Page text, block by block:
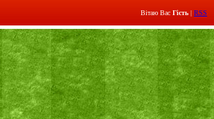
Вітаю Вас Гість | RSS